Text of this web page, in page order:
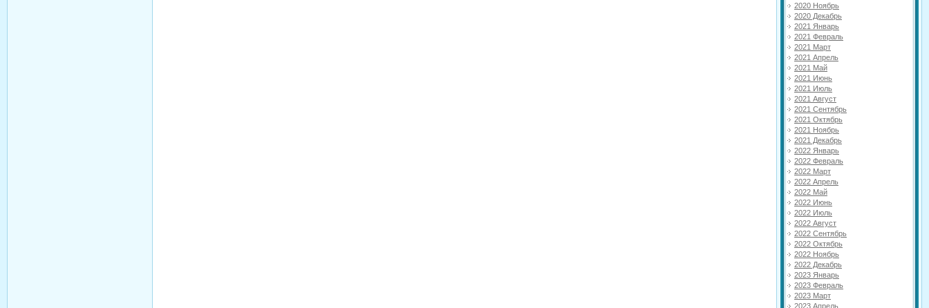
2020 Ноябрь
2020 Декабрь
2021 Январь
2021 Февраль
2021 Март
2021 Апрель
2021 Май
2021 Июнь
2021 Июль
2021 Август
2021 Сентябрь
2021 Октябрь
2021 Ноябрь
2021 Декабрь
2022 Январь
2022 Февраль
2022 Март
2022 Апрель
2022 Май
2022 Июнь
2022 Июль
2022 Август
2022 Сентябрь
2022 Октябрь
2022 Ноябрь
2022 Декабрь
2023 Январь
2023 Февраль
2023 Март
2023 Апрель